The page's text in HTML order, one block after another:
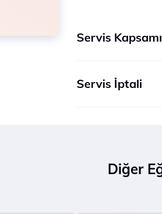
Servis
Servis İptali
Diğer